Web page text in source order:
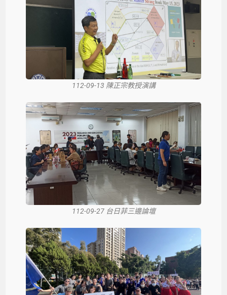
112-09-13 陳正宗教授演講
112-09-27 台日菲三邊論壇